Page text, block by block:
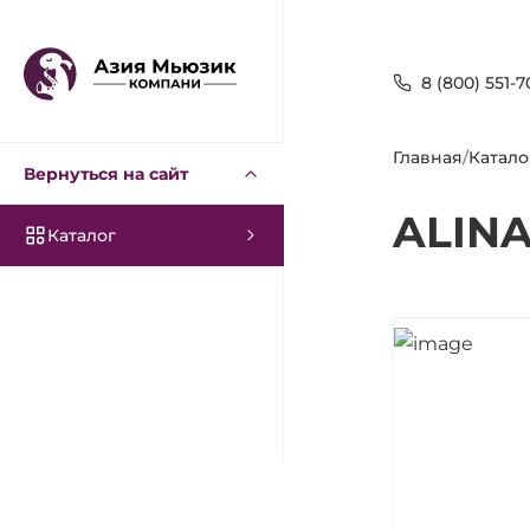
Вернуться на сайт
Каталог
8 (800) 551-
Главная/